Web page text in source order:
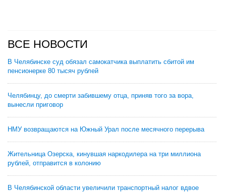
ВСЕ НОВОСТИ
В Челябинске суд обязал самокатчика выплатить сбитой им
пенсионерке 80 тысяч рублей
Челябинцу, до смерти забившему отца, приняв того за вора,
вынесли приговор
НМУ возвращаются на Южный Урал после месячного перерыва
Жительница Озерска, кинувшая наркодилера на три миллиона
рублей, отправится в колонию
В Челябинской области увеличили транспортный налог вдвое